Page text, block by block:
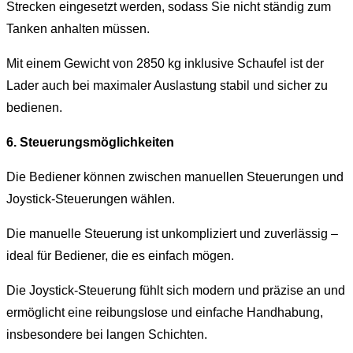
Strecken eingesetzt werden, sodass Sie nicht ständig zum
Tanken anhalten müssen.
Mit einem Gewicht von 2850 kg inklusive Schaufel ist der
Lader auch bei maximaler Auslastung stabil und sicher zu
bedienen.
6. Steuerungsmöglichkeiten
Die Bediener können zwischen manuellen Steuerungen und
Joystick-Steuerungen wählen.
Die manuelle Steuerung ist unkompliziert und zuverlässig –
ideal für Bediener, die es einfach mögen.
Die Joystick-Steuerung fühlt sich modern und präzise an und
ermöglicht eine reibungslose und einfache Handhabung,
insbesondere bei langen Schichten.